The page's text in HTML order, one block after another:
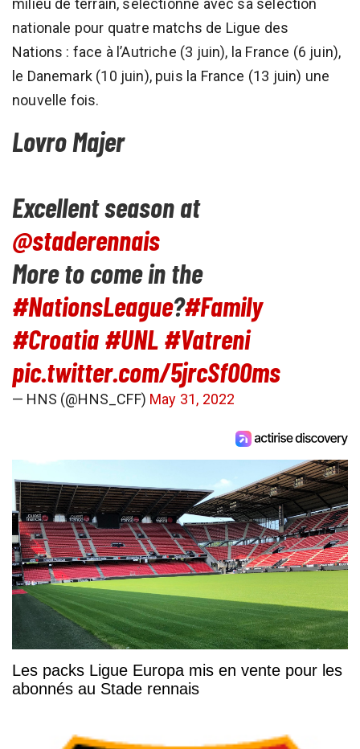
nationale pour quatre matchs de Ligue des
Nations : face à l’Autriche (3 juin), la France (6 juin),
le Danemark (10 juin), puis la France (13 juin) une
nouvelle fois.
Lovro Majer
Excellent season at
@staderennais
More to come in the
#NationsLeague?#Family
#Croatia#UNL#Vatreni
pic.twitter.com/5jrcSf00ms
— HNS (@HNS_CFF) May 31, 2022
Les packs Ligue Europa mis en vente pour les
abonnés au Stade rennais